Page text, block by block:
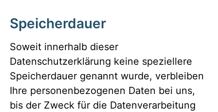
Speicherdauer
Soweit innerhalb dieser
Datenschutzerklärung keine speziellere
Speicherdauer genannt wurde, verbleiben
Ihre personenbezogenen Daten bei uns,
bis der Zweck für die Datenverarbeitung